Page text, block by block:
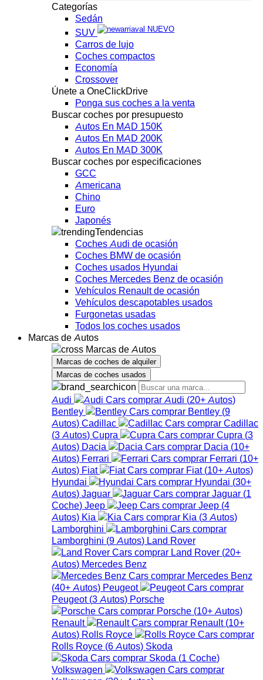
Categorías
Sedán
SUV
NUEVO
Carros de lujo
Coches compactos
Economía
Crossover
Únete a OneClickDrive
Ponga sus coches a la venta
Buscar coches por presupuesto
Autos En MAD 150K
Autos En MAD 200K
Autos En MAD 300K
Buscar coches por especificaciones
GCC
Americana
Chino
Euro
Japonés
Tendencias
Coches Audi de ocasión
Coches BMW de ocasión
Coches usados Hyundai
Coches Mercedes Benz de ocasión
Vehículos Renault de ocasión
Vehículos descapotables usados
Furgonetas usadas
Todos los coches usados
Marcas de Autos
Marcas de Autos
Marcas de coches de alquiler
Marcas de coches usados
Audi Audi (20+ Autos)
Bentley
Bentley (9
Autos) Cadillac
Cadillac
(3 Autos) Cupra Cupra (3
Autos) Dacia Dacia (10+
Autos) Ferrari Ferrari (10+
Autos) Fiat Fiat (10+ Autos)
Hyundai
Hyundai (30+
Autos) Jaguar Jaguar (1
Coche) Jeep Jeep (4
Autos) Kia Kia (3 Autos)
Lamborghini
Lamborghini (9 Autos) Land Rover
Land Rover (20+
Autos) Mercedes Benz
Mercedes Benz
(40+ Autos) Peugeot
Peugeot (3 Autos) Porsche
Porsche (10+ Autos)
Renault
Renault (10+
Autos) Rolls Royce
Rolls Royce (6 Autos) Skoda
Skoda (1 Coche)
Volkswagen